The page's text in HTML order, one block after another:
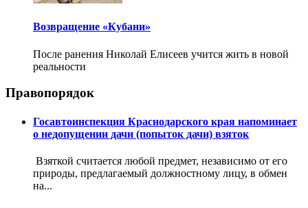
Возвращение «Кубани»
После ранения Николай Елисеев учится жить в новой
реальности
Правопорядок
Госавтоинспекция Краснодарского края напоминает
о недопущении дачи (попыток дачи) взяток
Взяткой считается любой предмет, независимо от его
природы, предлагаемый должностному лицу, в обмен
на...